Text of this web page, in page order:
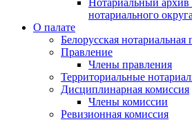
Нотариальный архив
нотариального
О палате
Белорусская нотариальная
Правление
Члены правления
Территориальные
Дисциплинарная комиссия
Члены комиссии
Ревизионная комиссия